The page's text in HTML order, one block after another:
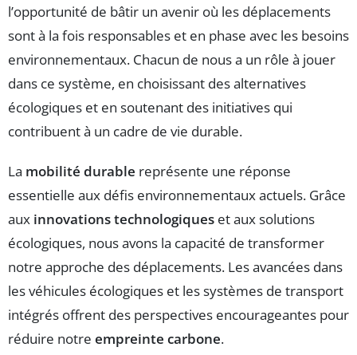
l’opportunité de bâtir un avenir où les déplacements
sont à la fois responsables et en phase avec les besoins
environnementaux. Chacun de nous a un rôle à jouer
dans ce système, en choisissant des alternatives
écologiques et en soutenant des initiatives qui
contribuent à un cadre de vie durable.
La mobilité durable représente une réponse
essentielle aux défis environnementaux actuels. Grâce
aux innovations technologiques et aux solutions
écologiques, nous avons la capacité de transformer
notre approche des déplacements. Les avancées dans
les véhicules écologiques et les systèmes de transport
intégrés offrent des perspectives encourageantes pour
réduire notre empreinte carbone.